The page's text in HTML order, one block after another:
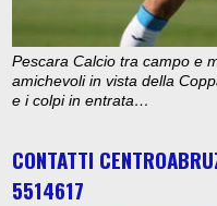
Pescara Calcio tra campo e
amichevoli in vista della
e i colpi in entrata…
CONTATTI
5514617